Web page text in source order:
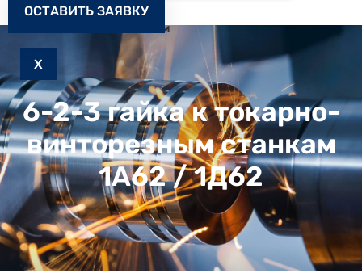
Как заказать
Запчасти к станкам
X
ОСТАВИТЬ ЗАЯВКУ
6-2-3 гайка к токарно-
винторезным станкам
1А62 / 1Д62